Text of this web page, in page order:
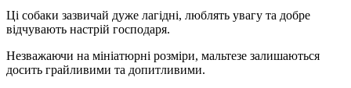
Ці собаки зазвичай дуже лагідні, люблять увагу та добре
відчувають настрій господаря.
Незважаючи на мініатюрні розміри, мальтезе залишаються
досить грайливими та допитливими.